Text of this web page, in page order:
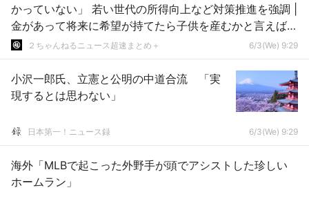
かっていない」 若い世代の所得向上など対策推進を強調 |
金があって将来に希望が持てたら子供を産むかと言えば
NO
２ちゃんねるニュース超速まとめ＋ 6/3(We) 9:29
小沢一郎氏、立憲と公明の中道合流 「実
現するとは思わない」
日本第一！ニュース録 6/3(We) 9:29
海外「MLBで起こった外野手が頭でアシストした珍しい
ホームラン」